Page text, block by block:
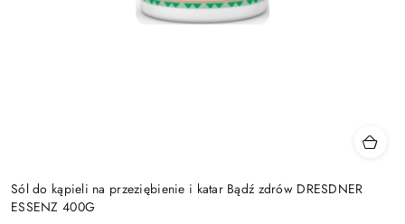
Sól do kąpieli na przeziębienie i katar Bądź zdrów DRESDNER
ESSENZ 400G